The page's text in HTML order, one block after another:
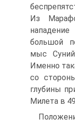
Из
большой
мыс
Именно
со
глубины
Милета в